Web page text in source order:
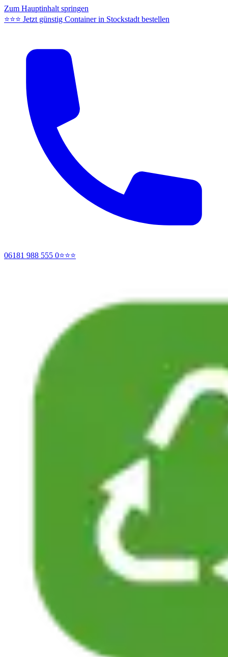
Zum Hauptinhalt springen
⭐⭐⭐ Jetzt günstig Container in Stockstadt bestellen
06181 988 555 0⭐⭐⭐